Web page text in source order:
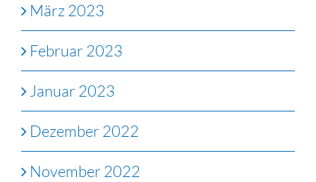
März 2023
Februar 2023
Januar 2023
Dezember 2022
November 2022